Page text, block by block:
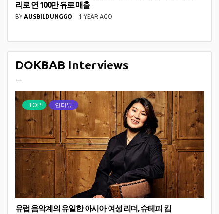
리로 연 100만 유로 매출
BY AUSBILDUNGGO 1 YEAR AGO
DOKBAB Interviews
ㅡ
TOP 인터뷰
유럽 음악계의 유일한 아시아 여성 리더, 슈테피 킴